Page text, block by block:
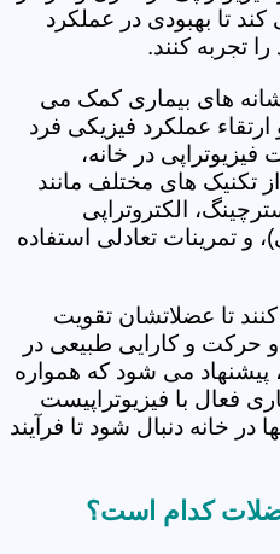
تا بهبودی در عملکرد
تجربه کنند.
های بیماری کمک می
عملکرد فیزیکی فرد
در خانه،
تکنیک های مختلف مانند
الکتروتراپی
و تمرینات تعادلی استفاده
تا عضلاتشان تقویت
حرکت و کارایی طبیعی در
پیشنهاد می شود که همواره
فعال با فیزیوتراپیست
خانه دنبال شود تا فرآیند
کدام است؟